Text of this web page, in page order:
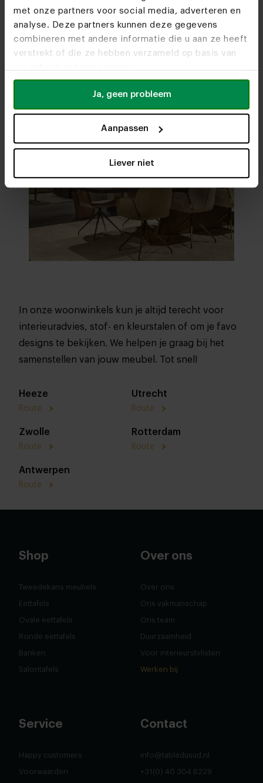
met onze partners voor social media, adverteren en
analyse. Deze partners kunnen deze gegevens
combineren met andere informatie die u aan ze heeft
verstrekt of die ze hebben verzameld op basis van
Ja, geen probleem
Aanpassen
Liever niet
In onze woonwinkels kun je altijd terecht voor
interieuradvies, stof- en kleurstalen of om je favo
designs te bekijken. We helpen je graag bij het
samenstellen van jouw meubel. Tot snel!
Heeze
Route
Utrecht
Route
Zwolle
Route
Rotterdam
Route
Antwerpen
Route
Bezoekonze woonwinkels
Shop
Tweedekans meubels
Eettafels
Ovale eettafels
Ronde eettafels
Banken
Salontafels
Over ons
Over ons
Ons vakmanschap
Ons team
Duurzaamheid
Voor interieurstylisten
Werken bij
Service
Happy customers
Voorwaarden
Contact
info@tabledusud.nl
+31(0) 40 304 6229